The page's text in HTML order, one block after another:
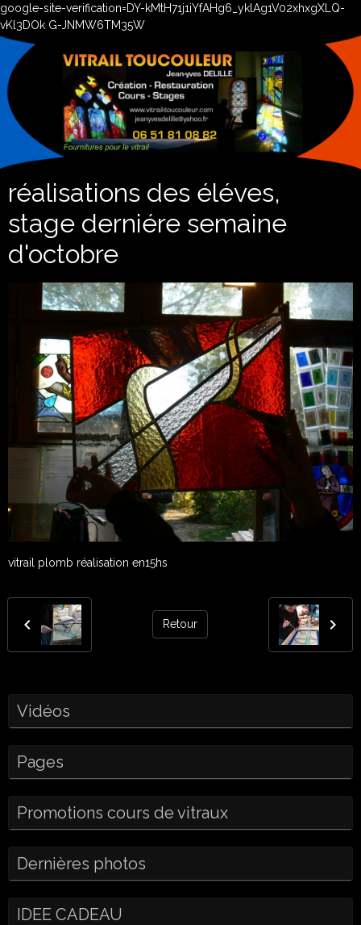
google-site-verification=DY-kMtH71j1iYfAHg6_yklAg1V02xhxgXLQ-
vKl3DOk G-JNMW6TM35W
réalisations des éléves,
stage derniére semaine
d'octobre
vitrail plomb réalisation en15hs
Retour
Vidéos
Pages
Promotions cours de vitraux
Dernières photos
IDEE CADEAU